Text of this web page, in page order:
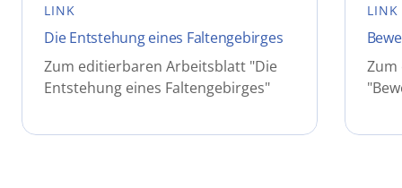
LINK
Die Entstehung eines Faltengebirges
Zum editierbaren Arbeitsblatt "Die
Entstehung eines Faltengebirges"
LINK